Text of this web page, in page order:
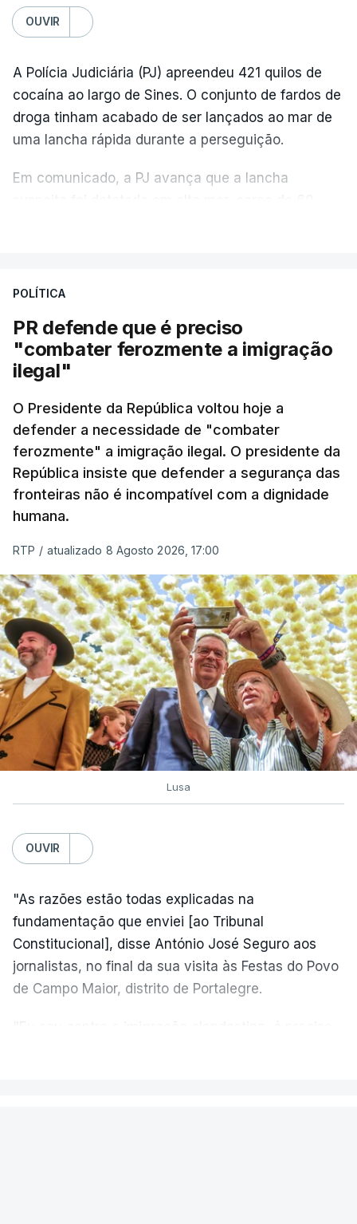
OUVIR
A Polícia Judiciária (PJ) apreendeu 421 quilos de
cocaína ao largo de Sines. O conjunto de fardos de
droga tinham acabado de ser lançados ao mar de
uma lancha rápida durante a perseguição.
Em comunicado, a PJ avança que a lancha
desencadeando uma ação de prevenção
articulação com a Marinha, a Autoridade Marítima
Nacional e a Força Aérea.
apreendida mais cocaína até ao momento de que
em todo o ano de 2025.
A ação de prevenção visa a deteção em alto mar
de embarcações de alta velocidade (EAV) que
utilizam a costa nacional para o tráfico de droga.
c/ Lusa
POLÍTICA
PR defende que é preciso
"combater ferozmente a imigração
ilegal"
O Presidente da República voltou hoje a
defender a necessidade de "combater
ferozmente" a imigração ilegal. O presidente da
República insiste que defender a segurança das
fronteiras não é incompatível com a dignidade
humana.
RTP / atualizado 8 Agosto 2026, 17:00
Lusa
OUVIR
"As razões estão todas explicadas na
fundamentação que enviei [ao Tribunal
Constitucional], disse António José Seguro aos
jornalistas, no final da sua visita às Festas do Povo
de Campo Maior, distrito de Portalegre.